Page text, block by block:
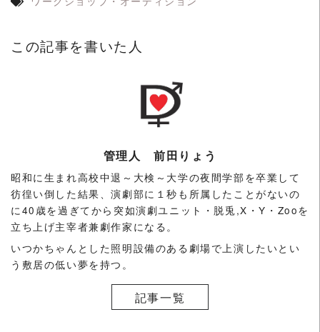
この記事を書いた人
管理人 前田りょう
昭和に生まれ高校中退～大検～大学の夜間学部を卒業して
彷徨い倒した結果、演劇部に１秒も所属したことがないの
に40歳を過ぎてから突如演劇ユニット・脱兎,X・Y・Zooを
立ち上げ主宰者兼劇作家になる。
いつかちゃんとした照明設備のある劇場で上演したいとい
う敷居の低い夢を持つ。
記事一覧